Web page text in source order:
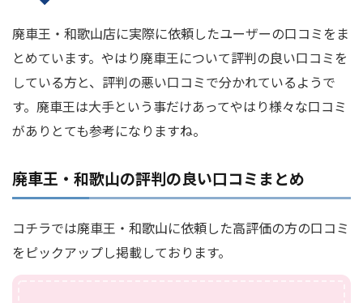
廃車王・和歌山店に実際に依頼したユーザーの口コミをま
とめています。やはり廃車王について評判の良い口コミを
している方と、評判の悪い口コミで分かれているようで
す。廃車王は大手という事だけあってやはり様々な口コミ
がありとても参考になりますね。
廃車王・和歌山の評判の良い口コミまとめ
コチラでは廃車王・和歌山に依頼した高評価の方の口コミ
をピックアップし掲載しております。